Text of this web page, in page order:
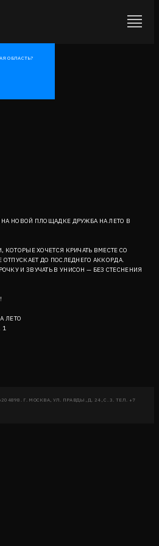
ОБЛАСТЬ?
НОВОЙ ПЛОЩАДКЕ ДРУЖБА НА ЛЕТО В
КОТОРЫЕ ХОЧЕТСЯ КРИЧАТЬ ВМЕСТЕ СО
ДО ПОСЛЕДНЕГО АККОРДА.
И ЗВУЧАТЬ В УНИСОН — БЕЗ СТЕСНЕНИЯ
ЛЕТО
1
Г. МОСКВА, УЛ. ПРАВДЫ, Д. 24, С. 3. ТЕЛ. +7